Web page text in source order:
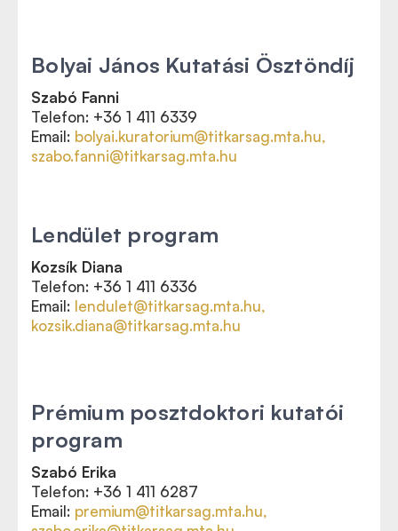
Bolyai János Kutatási Ösztöndíj
Szabó Fanni
Telefon: +36 1 411 6339
Email: bolyai.kuratorium@titkarsag.mta.hu,
szabo.fanni@titkarsag.mta.hu
Lendület program
Kozsík Diana
Telefon: +36 1 411 6336
Email: lendulet@titkarsag.mta.hu,
kozsik.diana@titkarsag.mta.hu
Prémium posztdoktori kutatói
program
Szabó Erika
Telefon: +36 1 411 6287
Email: premium@titkarsag.mta.hu,